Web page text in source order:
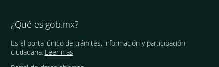
¿Qué es gob.mx?
Es el portal único de trámites, información y participación
ciudadana. Leer más